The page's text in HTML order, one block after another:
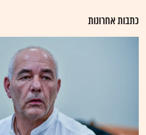
כתבות אחרונות